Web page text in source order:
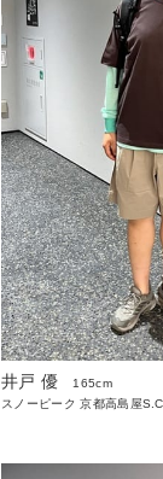
井戸 優
165cm
スノーピーク 京都高島屋S.C.